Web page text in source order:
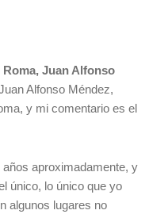
Juan Alfonso
Alfonso Méndez,
y mi comentario es el
años aproximadamente, y
único, lo único que yo
algunos lugares no